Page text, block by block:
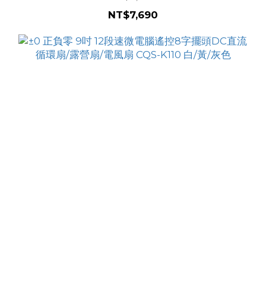
NT$7,690